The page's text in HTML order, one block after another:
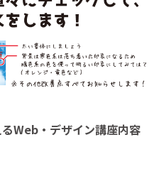
Web・デザイン講座内容